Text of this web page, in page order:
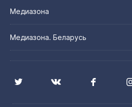
Медиазона
Медиазона. Беларусь